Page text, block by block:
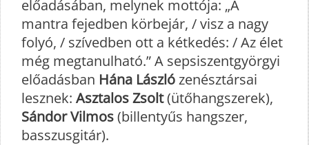
előadásában, melynek mottója: „A
mantra fejedben körbejár, / visz a nagy
folyó, / szívedben ott a kétkedés: / Az élet
még megtanulható.” A sepsiszentgyörgyi
előadásban Hána Lászlózenésztársai
lesznek: Asztalos Zsolt(ütőhangszerek),
Sándor Vilmos(billentyűs hangszer,
basszusgitár).